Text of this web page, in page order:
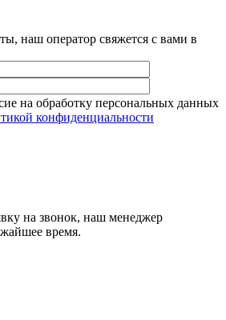
наш оператор свяжется с вами в
на обработку персональных данных
конфиденциальности
на звонок, наш менеджер
время.